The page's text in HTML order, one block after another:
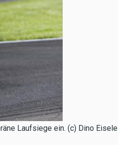
Laufsiege ein. (c) Dino Eisele